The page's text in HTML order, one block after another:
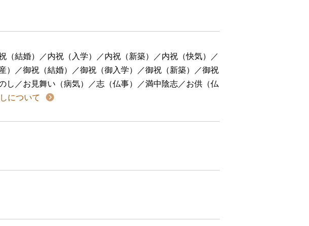
（結婚）／内祝（入学）／内祝（新築）／内祝（快気）／
）／御祝（結婚）／御祝（御入学）／御祝（新築）／御祝
し／お見舞い（病気）／志（仏事）／満中陰志／お供（仏
について